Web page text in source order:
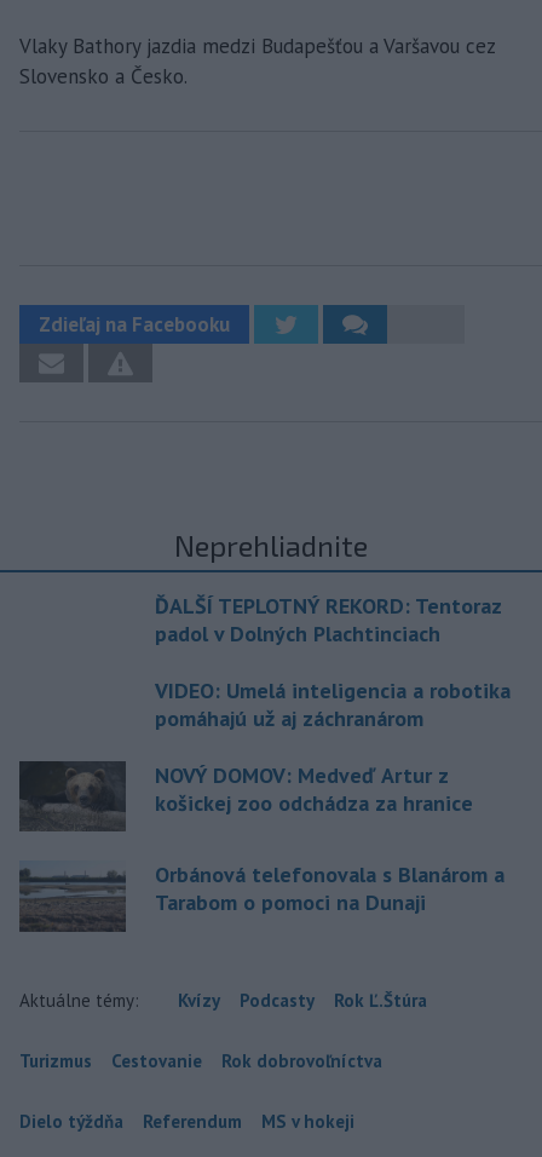
Vlaky Bathory jazdia medzi Budapešťou a Varšavou cez
Slovensko a Česko.
Zdieľaj na Facebooku
Neprehliadnite
ĎALŠÍ TEPLOTNÝ REKORD: Tentoraz
padol v Dolných Plachtinciach
VIDEO: Umelá inteligencia a robotika
pomáhajú už aj záchranárom
NOVÝ DOMOV: Medveď Artur z
košickej zoo odchádza za hranice
Orbánová telefonovala s Blanárom a
Tarabom o pomoci na Dunaji
Aktuálne témy: Kvízy Podcasty Rok Ľ.Štúra
Turizmus Cestovanie Rok dobrovoľníctva
Dielo týždňa Referendum MS v hokeji